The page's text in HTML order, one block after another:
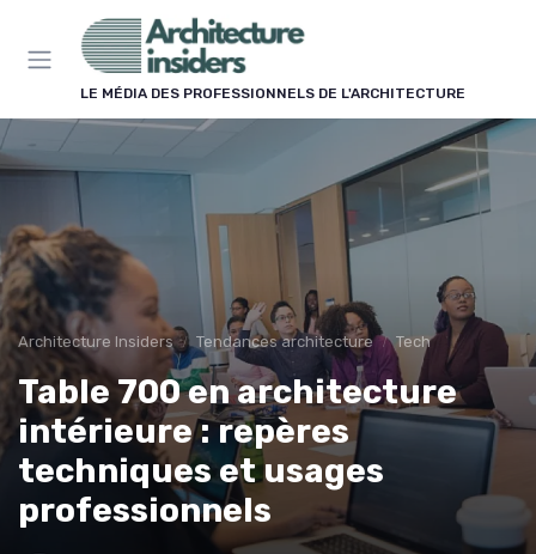
LE MÉDIA DES PROFESSIONNELS DE L'ARCHITECTURE
Architecture Insiders Tendances architecture Tech
Table 700 en architecture
intérieure : repères
techniques et usages
professionnels
Panneau de gestion des cookies